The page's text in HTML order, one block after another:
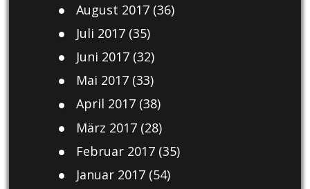
August 2017(36)
Juli 2017(35)
Juni 2017(32)
Mai 2017(33)
April 2017(38)
März 2017(28)
Februar 2017(35)
Januar 2017(54)